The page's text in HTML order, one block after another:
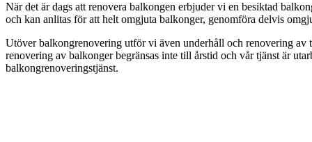
När det är dags att renovera balkongen erbjuder vi en besiktad
och kan anlitas för att helt omgjuta balkonger, genomföra delvis
Utöver balkongrenovering utför vi även underhåll och renovering av
renovering av balkonger begränsas inte till årstid och vår tjänst är
balkongrenoveringstjänst.